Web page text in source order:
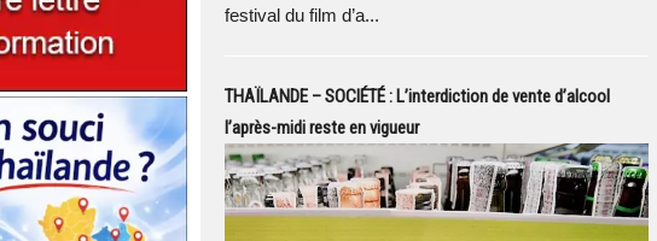
festival du film d’a...
THAÏLANDE – SOCIÉTÉ : L’interdiction de vente d’alcool
l’après-midi reste en vigueur